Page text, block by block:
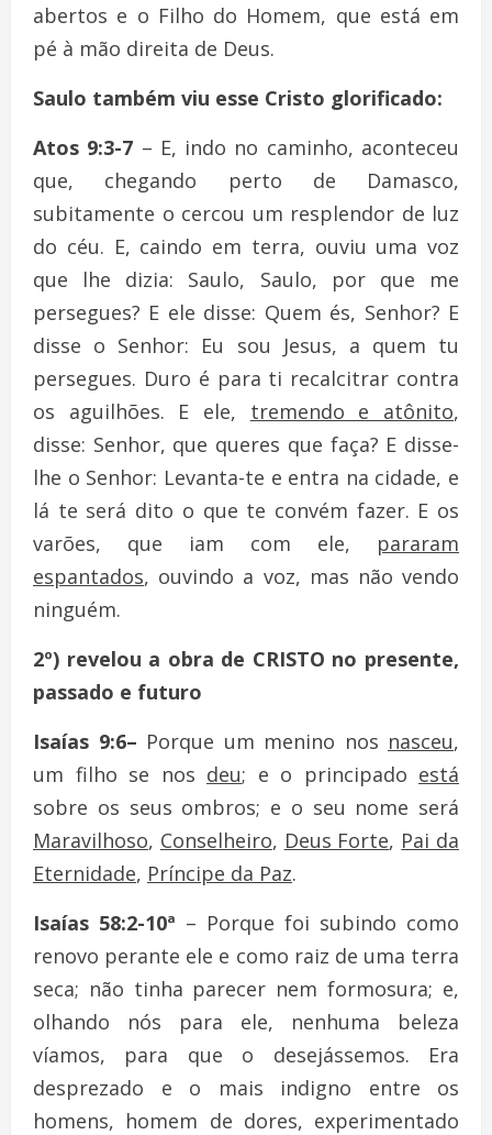
abertos e o Filho do Homem, que está em
pé à mão direita de Deus.
Saulo também viu esse Cristo glorificado:
Atos 9:3-7 – E, indo no caminho, aconteceu
que, chegando perto de Damasco,
subitamente o cercou um resplendor de luz
do céu. E, caindo em terra, ouviu uma voz
que lhe dizia: Saulo, Saulo, por que me
persegues? E ele disse: Quem és, Senhor? E
disse o Senhor: Eu sou Jesus, a quem tu
persegues. Duro é para ti recalcitrar contra
os aguilhões. E ele, tremendo e atônito,
disse: Senhor, que queres que faça? E disse-
lhe o Senhor: Levanta-te e entra na cidade, e
lá te será dito o que te convém fazer. E os
varões, que iam com ele, pararam
espantados, ouvindo a voz, mas não vendo
ninguém.
2º) revelou a obra de CRISTO no presente,
passado e futuro
Isaías 9:6– Porque um menino nos nasceu,
um filho se nos deu; e o principado está
sobre os seus ombros; e o seu nome será
Maravilhoso, Conselheiro, Deus Forte, Pai da
Eternidade, Príncipe da Paz.
Isaías 58:2-10ª – Porque foi subindo como
renovo perante ele e como raiz de uma terra
seca; não tinha parecer nem formosura; e,
olhando nós para ele, nenhuma beleza
víamos, para que o desejássemos. Era
desprezado e o mais indigno entre os
homens, homem de dores, experimentado